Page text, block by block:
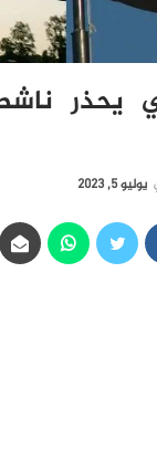
يحذر
يوليو 5, 2023